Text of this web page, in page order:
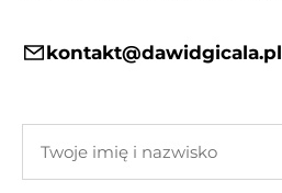
kontakt@dawidgicala.pl
imię